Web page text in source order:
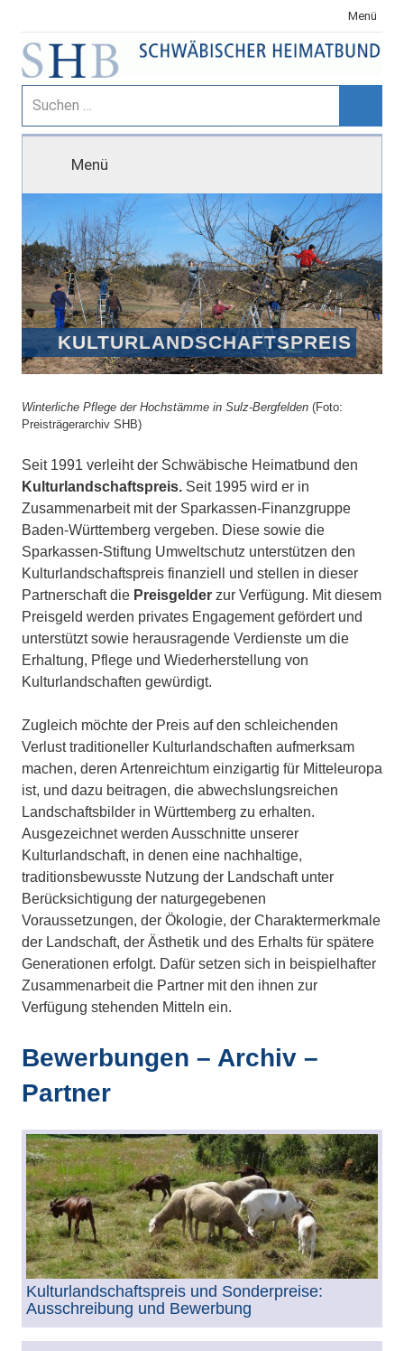
Inhalt
springen
Menü
Schwäbischer
Heimatbund
Suchen
nach:
Menü
KULTURLANDSCHAFTSPREIS
Winterliche Pflege der Hochstämme in Sulz-Bergfelden (Foto:
Preisträgerarchiv SHB)
Seit 1991 verleiht der Schwäbische Heimatbund den
Kulturlandschaftspreis. Seit 1995 wird er in
Zusammenarbeit mit der Sparkassen-Finanzgruppe
Baden-Württemberg vergeben. Diese sowie die
Sparkassen-Stiftung Umweltschutz unterstützen den
Kulturlandschaftspreis finanziell und stellen in dieser
Partnerschaft die Preisgelder zur Verfügung. Mit diesem
Preisgeld werden privates Engagement gefördert und
unterstützt sowie herausragende Verdienste um die
Erhaltung, Pflege und Wiederherstellung von
Kulturlandschaften gewürdigt.
Zugleich möchte der Preis auf den schleichenden
Verlust traditioneller Kulturlandschaften aufmerksam
machen, deren Artenreichtum einzigartig für Mitteleuropa
ist, und dazu beitragen, die abwechslungsreichen
Landschaftsbilder in Württemberg zu erhalten.
Ausgezeichnet werden Ausschnitte unserer
Kulturlandschaft, in denen eine nachhaltige,
traditionsbewusste Nutzung der Landschaft unter
Berücksichtigung der naturgegebenen
Voraussetzungen, der Ökologie, der Charaktermerkmale
der Landschaft, der Ästhetik und des Erhalts für spätere
Generationen erfolgt. Dafür setzen sich in beispielhafter
Zusammenarbeit die Partner mit den ihnen zur
Verfügung stehenden Mitteln ein.
Bewerbungen – Archiv –
Partner
Kulturlandschaftspreis und Sonderpreise:
Ausschreibung und Bewerbung